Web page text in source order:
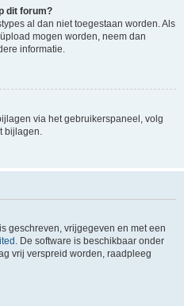
dit forum?
al dan niet toegestaan worden. Als
mogen worden, neem dan
informatie.
via het gebruikerspaneel, volg
bijlagen.
geschreven, vrijgegeven en met een
. De software is beschikbaar onder
vrij verspreid worden, raadpleeg